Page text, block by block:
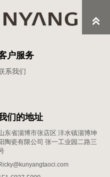
户服务
系我们
们的地址
东省淄博市张店区 沣水镇淄博坤
陶瓷有限公司 张一工业园二路三
